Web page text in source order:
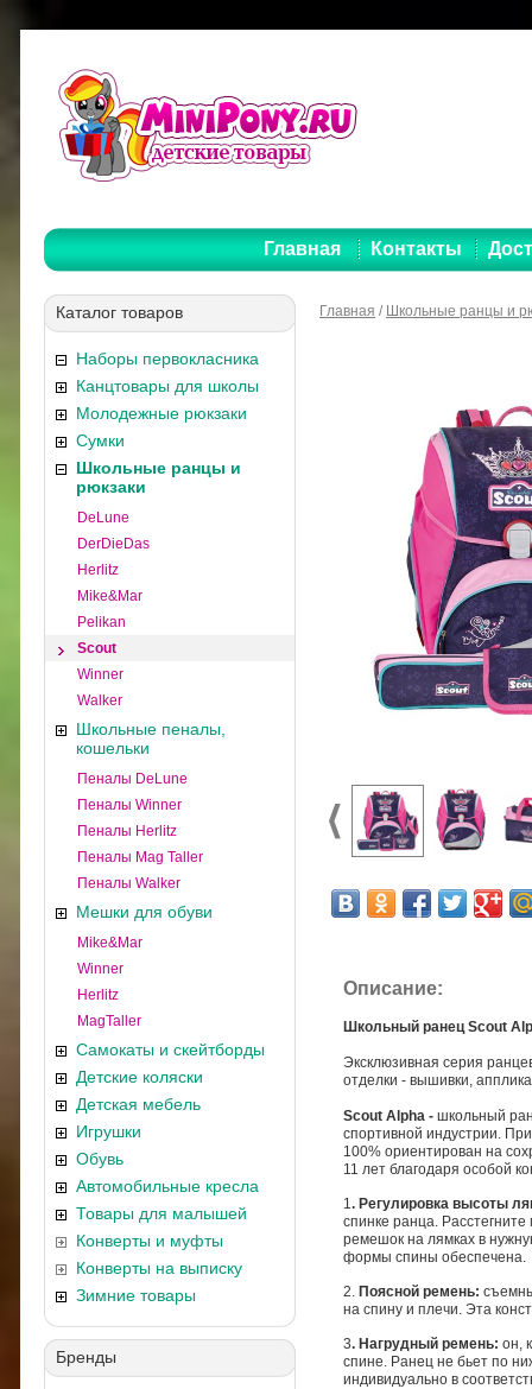
Главная Контакты
Каталог товаров
Наборы первокласника
Канцтовары для школы
Молодежные рюкзаки
Сумки
Школьные ранцы и
рюкзаки
DeLune
DerDieDas
Herlitz
Mike&Mar
Pelikan
Scout
Winner
Walker
Школьные пеналы,
кошельки
Пеналы DeLune
Пеналы Winner
Пеналы Herlitz
Пеналы Mag Taller
Пеналы Walker
Мешки для обуви
Mike&Mar
Winner
Herlitz
MagTaller
Самокаты и скейтборды
Детские коляски
Детская мебель
Игрушки
Обувь
Автомобильные кресла
Товары для малышей
Конверты и муфты
Конверты на выписку
Зимние товары
Бренды
Главная / Школьные ранцы и
Описание:
Школьный ранец Scout
Эксклюзивная серия
отделки - вышивки,
Scout Alpha - школьный
спортивной индустрии.
100% ориентирован на
11 лет благодаря особой
1. Регулировка высоты
спинке ранца.
ремешок на лямках в
формы спины обеспечена.
2. Поясной ремень:
на спину и плечи. Эта
3. Нагрудный ремень: он,
спине. Ранец не бьет по
индивидуально в